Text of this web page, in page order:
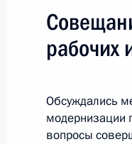
рабочих
Обсуждались
модернизации
вопросы